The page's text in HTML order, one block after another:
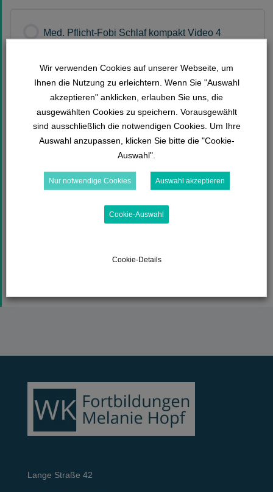
Fragensammlung Med. Pflicht-Fobi Schlaf
kompakt 3
Med. Pflicht-Fobi Schlaf kompakt Video 4
Lektion Inhalt
kompakt 4
Med. Pflicht-Fobi Schlaf kompakt Video 5
Fragensammlung Med. Pflicht-Fobi Schlaf
Med. Pflicht-Fobi Schlaf kompakt Video 6
Lektion Inhalt
Lange Straße 42
Wir verwenden Cookies auf unserer Webseite, um
Ihnen die Nutzung zu erleichtern. Wenn Sie "Auswahl
akzeptieren" anklicken, erlauben Sie uns, die
ausgewählten Cookies zu speichern. Vorausgewählt
sind ausschließlich die notwendigen Cookies. Um Ihre
Auswahl anzupassen, klicken Sie bitte die "Cookie-
Auswahl".
Nur notwendige Cookies Auswahl akzeptieren
Cookie-Auswahl
Cookie-Details